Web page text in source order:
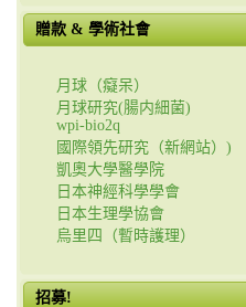
贈款 & 學術社會
月球（癡呆）
月球研究(腸内細菌)
wpi-bio2q
國際領先研究（新網站）)
凱奧大學醫學院
日本神經科學學會
日本生理學協會
烏里四（暫時護理）
招募!